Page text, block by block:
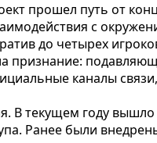
прошел путь от
с
до четырех
каналы
В текущем году
Ранее были